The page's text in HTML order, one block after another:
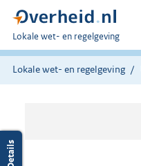
U
bent
hier:
Lokale wet- en regelgeving
Lokale wet- en regelgeving